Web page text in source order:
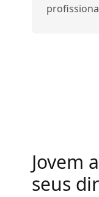
Jovem
seus